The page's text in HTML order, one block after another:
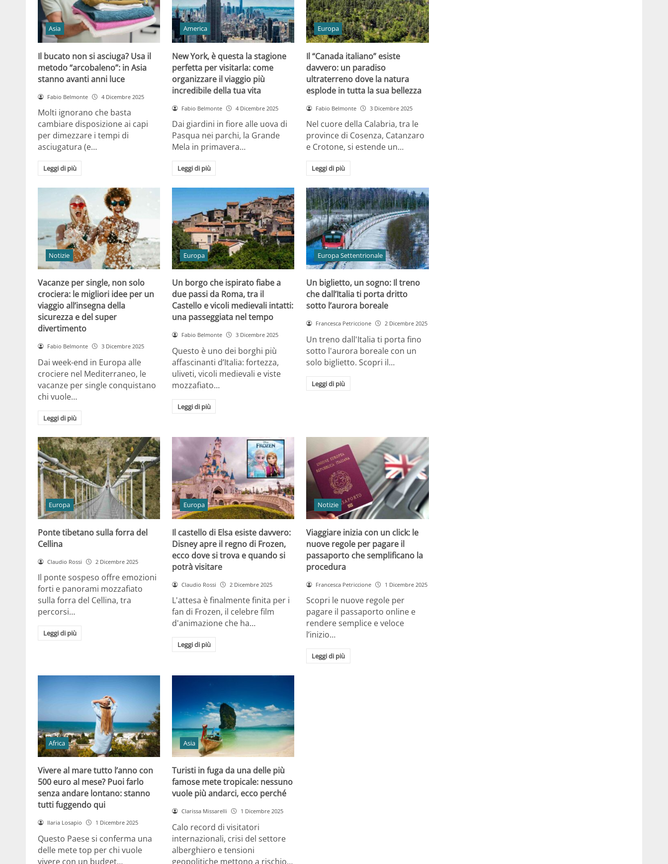
Asia
Il bucato non si asciuga? Usa il
metodo “arcobaleno”: in Asia
stanno avanti anni luce
Fabio Belmonte 4 Dicembre 2025
Molti ignorano che basta
cambiare disposizione ai capi
per dimezzare i tempi di
asciugatura (e…
Leggi di più
America
New York, è questa la stagione
perfetta per visitarla: come
organizzare il viaggio più
incredibile della tua vita
Fabio Belmonte 4 Dicembre 2025
Dai giardini in fiore alle uova di
Pasqua nei parchi, la Grande
Mela in primavera…
Leggi di più
Europa
Il “Canada italiano” esiste
davvero: un paradiso
ultraterreno dove la natura
esplode in tutta la sua bellezza
Fabio Belmonte 3 Dicembre 2025
Nel cuore della Calabria, tra le
province di Cosenza, Catanzaro
e Crotone, si estende un…
Leggi di più
Notizie
Vacanze per single, non solo
crociera: le migliori idee per un
viaggio all’insegna della
sicurezza e del super
divertimento
Fabio Belmonte 3 Dicembre 2025
Dai week-end in Europa alle
crociere nel Mediterraneo, le
vacanze per single conquistano
chi vuole…
Leggi di più
Europa
Un borgo che ispirato fiabe a
due passi da Roma, tra il
Castello e vicoli medievali intatti:
una passeggiata nel tempo
Fabio Belmonte 3 Dicembre 2025
Questo è uno dei borghi più
affascinanti d’Italia: fortezza,
uliveti, vicoli medievali e viste
mozzafiato…
Leggi di più
Europa Settentrionale
Un biglietto, un sogno: Il treno
che dall’Italia ti porta dritto
sotto l’aurora boreale
Francesca Petriccione 2 Dicembre 2025
Un treno dall'Italia ti porta fino
sotto l'aurora boreale con un
solo biglietto. Scopri il…
Leggi di più
Europa
Ponte tibetano sulla forra del
Cellina
Claudio Rossi 2 Dicembre 2025
Il ponte sospeso offre emozioni
forti e panorami mozzafiato
sulla forra del Cellina, tra
percorsi…
Leggi di più
Europa
Il castello di Elsa esiste davvero:
Disney apre il regno di Frozen,
ecco dove si trova e quando si
potrà visitare
Claudio Rossi 2 Dicembre 2025
L'attesa è finalmente finita per i
fan di Frozen, il celebre film
d'animazione che ha…
Leggi di più
Notizie
Viaggiare inizia con un click: le
nuove regole per pagare il
passaporto che semplificano la
procedura
Francesca Petriccione 1 Dicembre 2025
Scopri le nuove regole per
pagare il passaporto online e
rendere semplice e veloce
l’inizio…
Leggi di più
Africa
Vivere al mare tutto l’anno con
500 euro al mese? Puoi farlo
senza andare lontano: stanno
tutti fuggendo qui
Ilaria Losapio 1 Dicembre 2025
Questo Paese si conferma una
delle mete top per chi vuole
vivere con un budget…
Asia
Turisti in fuga da una delle più
famose mete tropicale: nessuno
vuole più andarci, ecco perché
Clarissa Missarelli 1 Dicembre 2025
Calo record di visitatori
internazionali, crisi del settore
alberghiero e tensioni
geopolitiche mettono a rischio…